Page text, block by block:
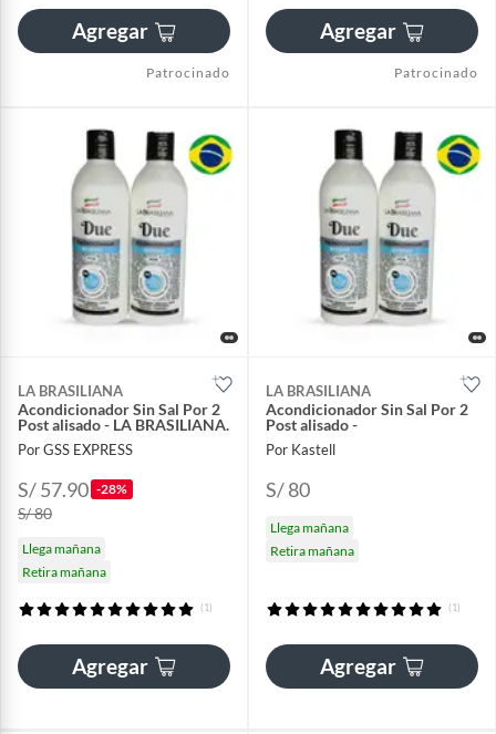
Agregar
Patrocinado
Agregar
Patrocinado
LA BRASILIANA
Acondicionador Sin Sal Por 2
Post alisado - LA BRASILIANA.
Por GSS EXPRESS
S/ 57.90 -28%
S/ 80
Llega mañana
Retira mañana
(1)
Agregar
LA BRASILIANA
Acondicionador Sin Sal Por 2
Post alisado -
Por Kastell
S/ 80
Llega mañana
Retira mañana
(1)
Agregar